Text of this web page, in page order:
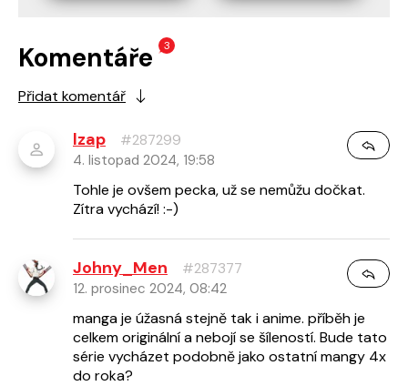
Komentáře 3
Přidat komentář
lzap
#287299
4. listopad 2024, 19:58
Tohle je ovšem pecka, už se nemůžu dočkat.
Zítra vychází! :-)
Johny_Men
#287377
12. prosinec 2024, 08:42
manga je úžasná stejně tak i anime. příběh je
celkem originální a nebojí se šíleností. Bude tato
série vycházet podobně jako ostatní mangy 4x
do roka?